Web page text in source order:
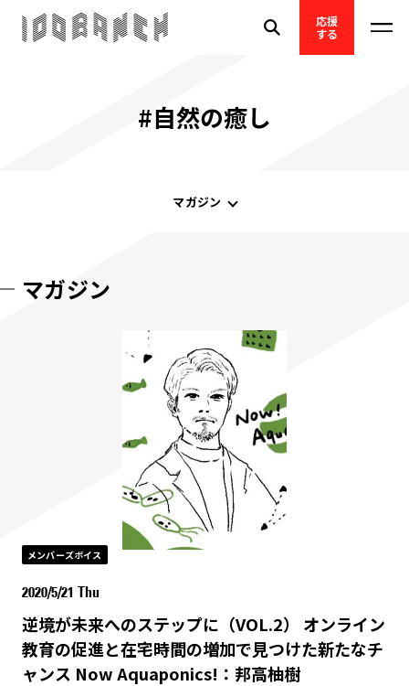
応援
する
#自然の癒し
マガジン
マガジン
メンバーズボイス
2020/5/21 Thu
逆境が未来へのステップに（VOL.2） オンライン
教育の促進と在宅時間の増加で見つけた新たなチ
ャンス Now Aquaponics!：邦高柚樹